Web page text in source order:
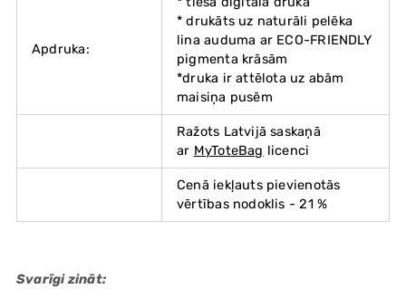
Apdruka:
* drukāts uz naturāli pelēka
lina auduma ar ECO-FRIENDLY
pigmenta krāsām
*druka ir attēlota uz abām
maisiņa pusēm
Ražots Latvijā saskaņā
ar MyToteBag licenci
Cenā iekļauts pievienotās
vērtības nodoklis - 21 %
Svarīgi zināt: